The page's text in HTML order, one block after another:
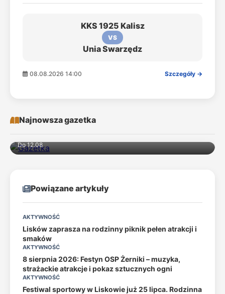
KKS 1925 Kalisz
VS
Unia Swarzędz
08.08.2026 14:00 Szczegóły →
Najnowsza gazetka
Do 12.08
Powiązane artykuły
AKTYWNOŚĆ
Lisków zaprasza na rodzinny piknik pełen atrakcji i
smaków
AKTYWNOŚĆ
8 sierpnia 2026: Festyn OSP Żerniki – muzyka,
strażackie atrakcje i pokaz sztucznych ogni
AKTYWNOŚĆ
Festiwal sportowy w Liskowie już 25 lipca. Rodzinna